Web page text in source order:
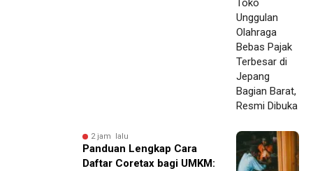
2 jam lalu
Panduan Lengkap Cara
Daftar Coretax bagi UMKM: